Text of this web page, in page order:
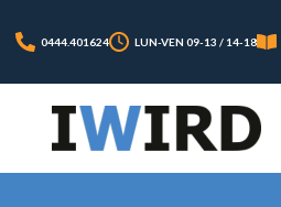
0444.401624 LUN-VEN 09-13 / 14-18